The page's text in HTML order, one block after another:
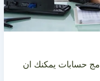
حسابات يمكنك ان